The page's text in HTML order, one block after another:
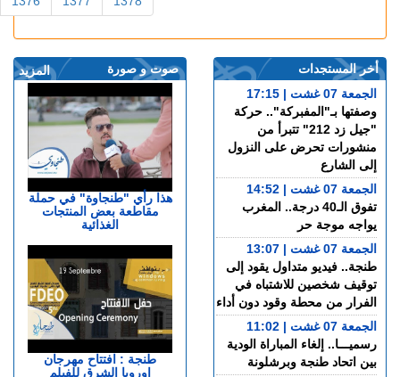
المزيد صوت و صورة
هذا رأي "طنجاوة" في حملة
مقاطعة بعض المنتجات
الغذائية
طنجة : افتتاح مهرجان
اوروبا الشرق للفيلم
أخر المستجدات
الجمعة 07 غشت | 17:15
وصفتها بـ"المفبركة".. حركة
"جيل زد 212" تتبرأ من
منشورات تحرض على النزول
إلى الشارع
الجمعة 07 غشت | 14:52
تفوق الـ40 درجة.. المغرب
يواجه موجة حر
الجمعة 07 غشت | 13:07
طنجة.. فيديو متداول يقود إلى
توقيف شخصين للاشتباه في
الفرار من محطة وقود دون أداء
الجمعة 07 غشت | 11:02
رسميـــا.. إلغاء المباراة الودية
بين اتحاد طنجة وبرشلونة